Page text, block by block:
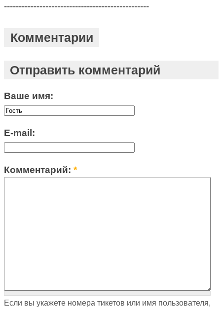
-------------------------------------------------
Комментарии
Отправить комментарий
Ваше имя:
E-mail:
Комментарий:*
Если вы укажете номера тикетов или имя пользователя,